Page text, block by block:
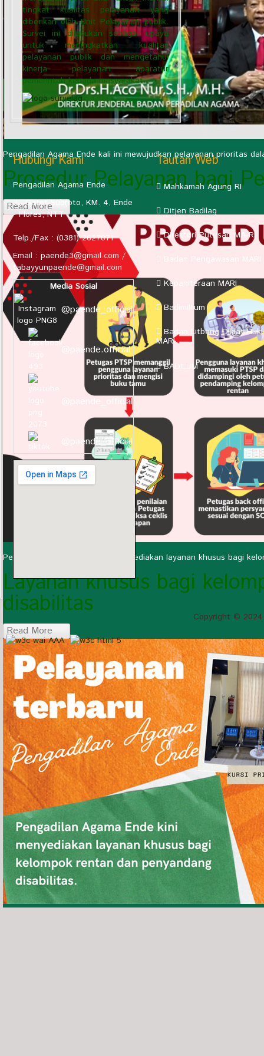
Pengadilan Agama Ende kali ini mewujudkan pelayanan prioritas
Prosedur Pelayanan bagi
Read More
Pengadilan Agama Ende kini menyediakan layanan khusus bagi
Layanan khusus bagi
disabilitas
Read More
tingkat kualitas pelayanan yang
diberikan oleh Unit Pelayanan publik.
Survei ini dilakukan sebagai upaya
untuk meningkatkan kualitas
pelayanan publik dan mengetahui
kinerja pelayanan aparatur
pemerintah kepada masyarakat.
Hubungi Kami
Pengadilan Agama Ende
JL. Gatot Subroto, KM. 4, Ende
- Flores, NTT
Telp./Fax : (0381) 2627071
Email : paende3@gmail.com /
tabayyunpaende@gmail.com
Media Sosial
@paende_official
@paende.official
@paende_official
@paende_official
Tautan Web
Mahkamah Agung RI
Ditjen Badilag
Direktori Putusan MA-RI
Kepaniteraan MARI
Badimiltum
Badan Litbang Diklat
MARI
BADILUM
Copyright © 2024